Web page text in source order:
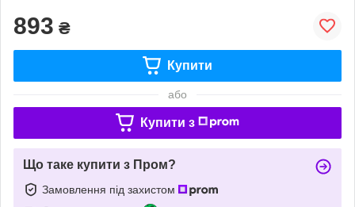
893 ₴
Купити
або
Купити з
Що таке купити з Пром?
Замовлення під захистом